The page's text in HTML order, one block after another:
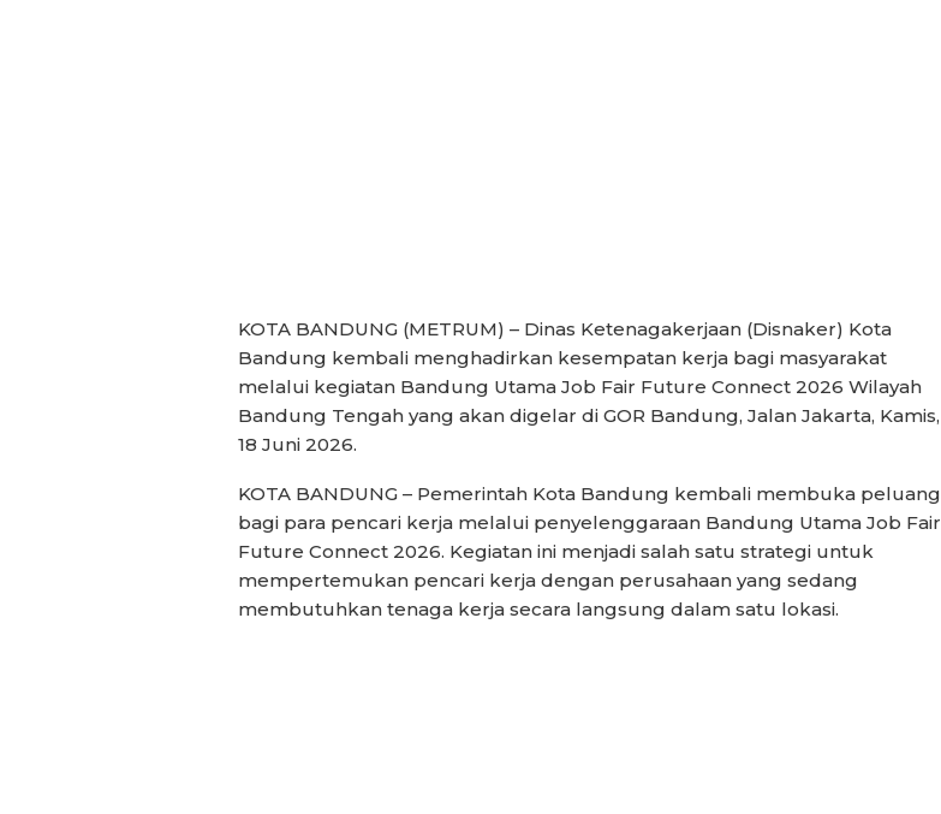
KOTA BANDUNG (METRUM) – Dinas Ketenagakerjaan (Disnaker) Kota
Bandung kembali menghadirkan kesempatan kerja bagi masyarakat
melalui kegiatan Bandung Utama Job Fair Future Connect 2026 Wilayah
Bandung Tengah yang akan digelar di GOR Bandung, Jalan Jakarta, Kamis,
18 Juni 2026.
KOTA BANDUNG – Pemerintah Kota Bandung kembali membuka peluang
bagi para pencari kerja melalui penyelenggaraan Bandung Utama Job Fair
Future Connect 2026. Kegiatan ini menjadi salah satu strategi untuk
mempertemukan pencari kerja dengan perusahaan yang sedang
membutuhkan tenaga kerja secara langsung dalam satu lokasi.